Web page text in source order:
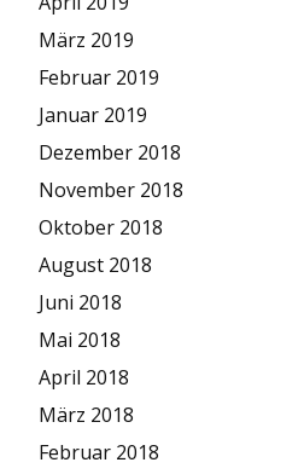
März 2019
Februar 2019
Januar 2019
Dezember 2018
November 2018
Oktober 2018
August 2018
Juni 2018
Mai 2018
April 2018
März 2018
Februar 2018